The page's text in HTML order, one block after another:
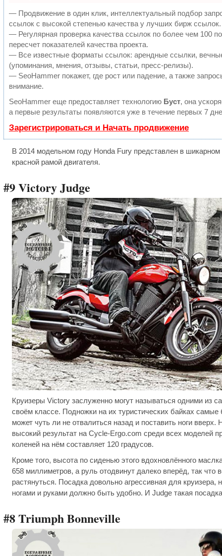
— Продвижение в один клик, интеллектуальный подбор
ссылок с высокой степенью качества у лучших бирж ссылок.
— Регулярная проверка качества ссылок по более чем 100
пересчет показателей качества проекта.
— Все известные форматы ссылок: арендные ссылки,
(упоминания, мнения, отзывы, статьи, пресс-релизы).
— SeoHammer покажет, где рост или падение, а также
внимание.
SeoHammer еще предоставляет технологию Буст, она
а первые результаты появляются уже в течение первых 7
Зарегистрироваться и Начать продвижение
В 2014 модельном году Honda Fury представлен в шикарном
красной рамой двигателя.
#9 Victory Judge
Круизеры Victory заслуженно могут называться одними из
своём классе. Подножки на их туристических байках
может чуть ли не отвалиться назад и поставить ноги
высокий результат на Cycle-Ergo.com среди всех моделей
коленей на нём составляет 120 градусов.
Кроме того, высота по сиденью этого вдохновлённого
658 миллиметров, а руль отодвинут далеко вперёд, так что
растянуться. Посадка довольно агрессивная для круизера,
ногами и руками должно быть удобно. И Judge такая
#8 Triumph Bonneville